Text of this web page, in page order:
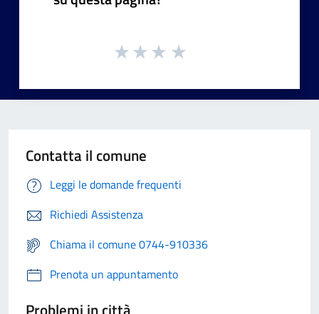
Contatta il comune
Leggi le domande frequenti
Richiedi Assistenza
Chiama il comune 0744-910336
Prenota un appuntamento